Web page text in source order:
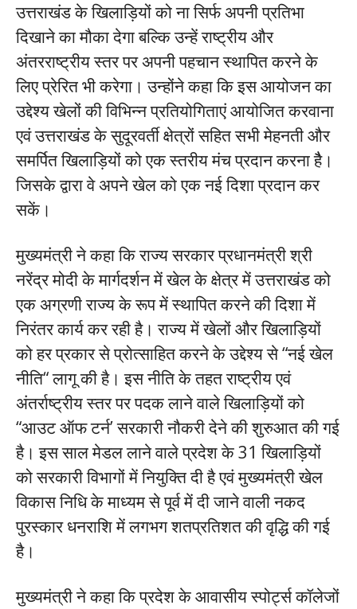
उत्तराखंड के खिलाड़ियों को ना सिर्फ अपनी प्रतिभा
दिखाने का मौका देगा बल्कि उन्हें राष्ट्रीय और
अंतरराष्ट्रीय स्तर पर अपनी पहचान स्थापित करने के
लिए प्रेरित भी करेगा। उन्होंने कहा कि इस आयोजन का
उद्देश्य खेलों की विभिन्न प्रतियोगिताएं आयोजित करवाना
एवं उत्तराखंड के सुदूरवर्ती क्षेत्रों सहित सभी मेहनती और
समर्पित खिलाड़ियों को एक स्तरीय मंच प्रदान करना हैै।
जिसके द्वारा वे अपने खेल को एक नई दिशा प्रदान कर
सकें।
मुख्यमंत्री ने कहा कि राज्य सरकार प्रधानमंत्री श्री
नरेंद्र मोदी के मार्गदर्शन में खेल के क्षेत्र में उत्तराखंड को
एक अग्रणी राज्य के रूप में स्थापित करने की दिशा में
निरंतर कार्य कर रही है। राज्य में खेलों और खिलाड़ियों
को हर प्रकार से प्रोत्साहित करने के उद्देश्य से “नई खेल
नीति“ लागू की है। इस नीति के तहत राष्ट्रीय एवं
अंतर्राष्ट्रीय स्तर पर पदक लाने वाले खिलाड़ियों को
“आउट ऑफ टर्न’ सरकारी नौकरी देने की शुरुआत की गई
है। इस साल मेडल लाने वाले प्रदेश के 31 खिलाड़ियों
को सरकारी विभागों में नियुक्ति दी है एवं मुख्यमंत्री खेल
विकास निधि के माध्यम से पूर्व में दी जाने वाली नकद
पुरस्कार धनराशि में लगभग शतप्रतिशत की वृद्धि की गई
है।
मुख्यमंत्री ने कहा कि प्रदेश के आवासीय स्पोर्ट्स कॉलेजों